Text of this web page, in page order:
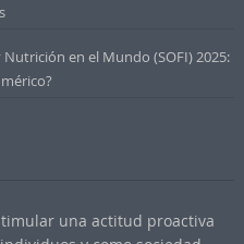
en el Mundo (SOFI) 2025:
una actitud proactiva